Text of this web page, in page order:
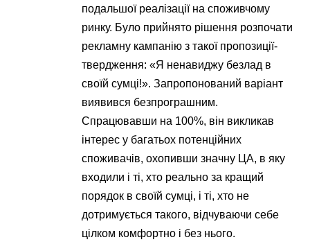
подальшої реалізації на споживчому
ринку. Було прийнято рішення розпочати
рекламну кампанію з такої пропозиції-
твердження: «Я ненавиджу безлад в
своїй сумці!». Запропонований варіант
виявився безпрограшним.
Спрацювавши на 100%, він викликав
інтерес у багатьох потенційних
споживачів, охопивши значну ЦА, в яку
входили і ті, хто реально за кращий
порядок в своїй сумці, і ті, хто не
дотримується такого, відчуваючи себе
цілком комфортно і без нього.